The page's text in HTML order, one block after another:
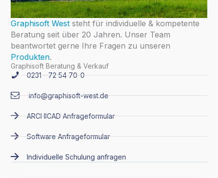
Graphisoft Weststeht für individuelle & kompetente
Beratung seit über 20 Jahren. Unser Team
beantwortet gerne Ihre Fragen zu unseren
Produkten.
Graphisoft Beratung & Verkauf
0231 - 72 54 70-0
info@graphisoft-west.de
ARCHICAD Anfrageformular
Software Anfrageformular
Individuelle Schulung anfragen